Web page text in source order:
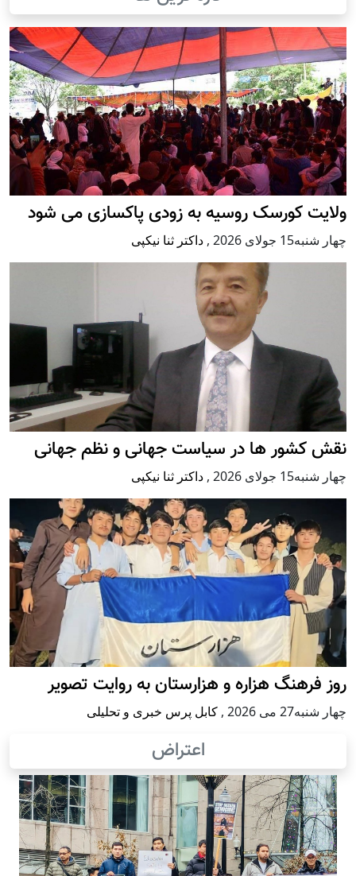
ولایت کورسک روسیه به زودی پاکسازی می شود
چهار شنبه15 جولای 2026 , داکتر ثنا نیکپی
نقش کشور ها در سیاست جهانی و نظم جهانی
چهار شنبه15 جولای 2026 , داکتر ثنا نیکپی
روز فرهنگ هزاره و هزارستان به روایت تصویر
چهار شنبه27 می 2026 , کابل پرس خبری و تحلیلی
اعتراض